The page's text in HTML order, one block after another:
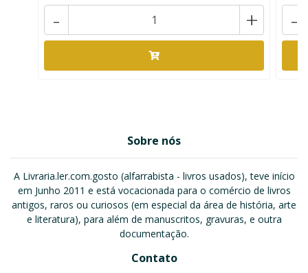
+
- -
Sobre nós
A Livraria.ler.com.gosto (alfarrabista - livros usados), teve início
em Junho 2011 e está vocacionada para o comércio de livros
antigos, raros ou curiosos (em especial da área de história, arte
e literatura), para além de manuscritos, gravuras, e outra
documentação.
Contato